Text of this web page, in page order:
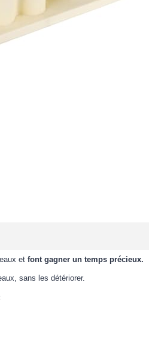
etfont gagner un temps précieux.
sans les détériorer.